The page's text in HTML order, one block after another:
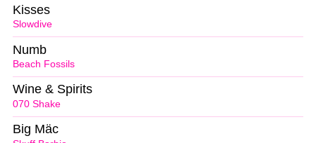
Slowdive
Kisses
Beach Fossils
Numb
070 Shake
Wine & Spirits
Big Mäc